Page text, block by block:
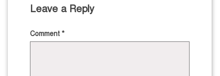
Leave a Reply
Comment *